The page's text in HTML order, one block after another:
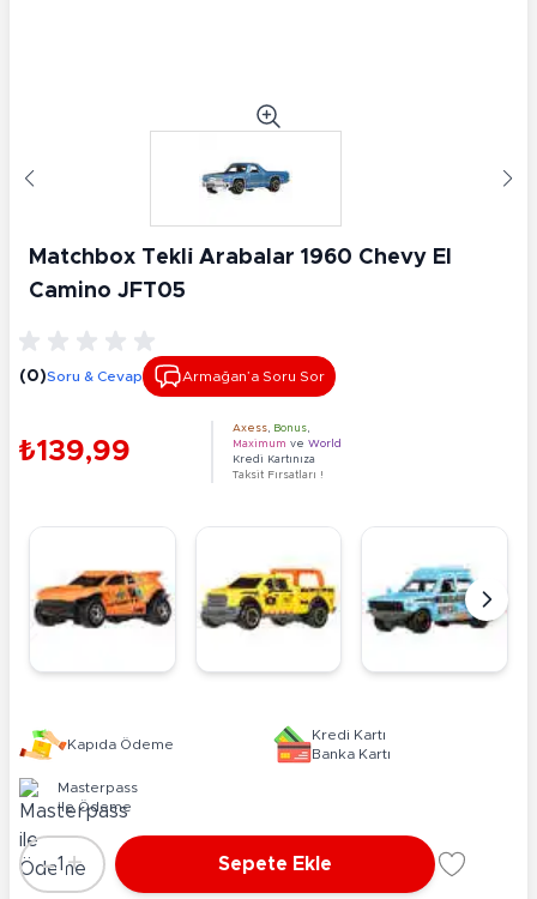
Matchbox Tekli̇ Arabalar 1960 Chevy El
Camino JFT05
(0)Soru & Cevap Armağan’a Soru Sor
₺139,99
Axess Bonus
Maximum ve World
Kredi Kartınıza
Taksit Fırsatları !
Kapıda Ödeme
Kredi Kartı
Banka Kartı
Masterpass
ile Ödeme
Adet
-1 + Sepete Ekle